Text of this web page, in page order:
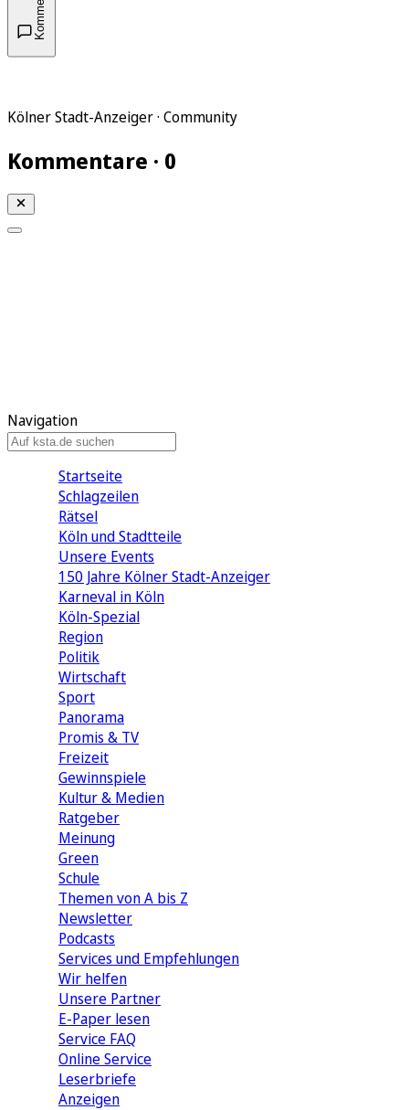
Kölner Stadt-Anzeiger · Community
Kommentare · 0
Navigation
Startseite
Schlagzeilen
Rätsel
Köln und Stadtteile
Unsere Events
150 Jahre Kölner Stadt-Anzeiger
Karneval in Köln
Köln-Spezial
Region
Politik
Wirtschaft
Sport
Panorama
Promis & TV
Freizeit
Gewinnspiele
Kultur & Medien
Ratgeber
Meinung
Green
Schule
Themen von A bis Z
Newsletter
Podcasts
Services und Empfehlungen
Wir helfen
Unsere Partner
E-Paper lesen
Service FAQ
Online Service
Leserbriefe
Anzeigen